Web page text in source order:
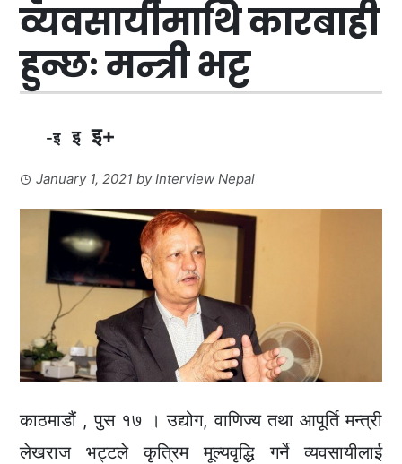
व्यवसायीमाथि कारबाही
हुन्छः मन्त्री भट्ट
-इ इ इ+
January 1, 2021 byInterview Nepal
काठमाडौं , पुस १७ । उद्योग, वाणिज्य तथा आपूर्ति मन्त्री
लेखराज भट्टले कृत्रिम मूल्यवृद्धि गर्ने व्यवसायीलाई